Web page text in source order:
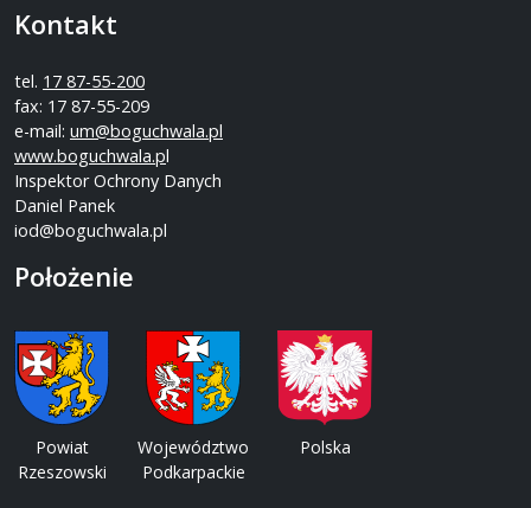
Kontakt
tel. 17 87-55-200
fax: 17 87-55-209
e-mail: um@boguchwala.pl
www.boguchwala.pl
Inspektor Ochrony Danych
Daniel Panek
iod@boguchwala.pl
Położenie
Powiat
Rzeszowski
Województwo
Podkarpackie
Polska